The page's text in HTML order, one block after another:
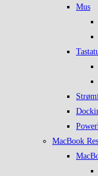
Mus
MacBook